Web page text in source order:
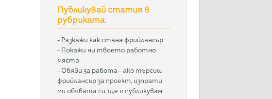
Публикувай статия в
рубриката:
- Разкажи как стана фрийлансър
- Покажи ни твоето работно
място
- Обяви за работа– ако търсиш
фрийлансър за проект, изпрати
ми обявата си, ще я публикувам.